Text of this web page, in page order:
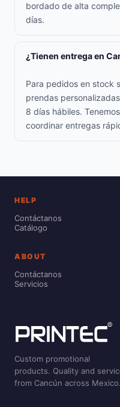
bordado de alta
días.
¿Tienen entrega en
Para pedidos en stock
prendas
8 días hábiles.
coordinar entregas
HELP
Contáctanos
Catálogo
ABOUT
Contáctanos
Servicios
Custom promotional
products. Quality and
from Cancún across Mexico.